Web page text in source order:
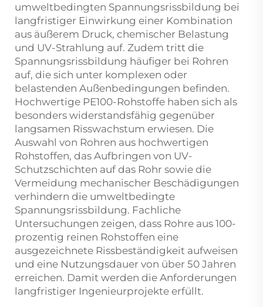
umweltbedingten Spannungsrissbildung bei
langfristiger Einwirkung einer Kombination
aus äußerem Druck, chemischer Belastung
und UV-Strahlung auf. Zudem tritt die
Spannungsrissbildung häufiger bei Rohren
auf, die sich unter komplexen oder
belastenden Außenbedingungen befinden.
Hochwertige PE100-Rohstoffe haben sich als
besonders widerstandsfähig gegenüber
langsamen Risswachstum erwiesen. Die
Auswahl von Rohren aus hochwertigen
Rohstoffen, das Aufbringen von UV-
Schutzschichten auf das Rohr sowie die
Vermeidung mechanischer Beschädigungen
verhindern die umweltbedingte
Spannungsrissbildung. Fachliche
Untersuchungen zeigen, dass Rohre aus 100-
prozentig reinen Rohstoffen eine
ausgezeichnete Rissbeständigkeit aufweisen
und eine Nutzungsdauer von über 50 Jahren
erreichen. Damit werden die Anforderungen
langfristiger Ingenieurprojekte erfüllt.